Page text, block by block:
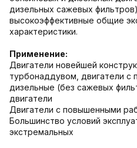
дизельных сажевых
высокоэффективные общие
характеристики.
Применение:
Двигатели новейшей
турбонаддувом, двигатели с
дизельные (без сажевых
двигатели
Двигатели с повышенными
Большинство условий
экстремальных